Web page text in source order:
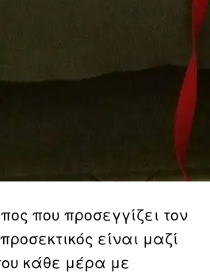
που προσεγγίζει τον
είναι μαζί
κάθε μέρα με